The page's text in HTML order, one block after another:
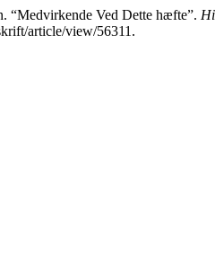
“Medvirkende Ved Dette hæfte”.
article/view/56311.